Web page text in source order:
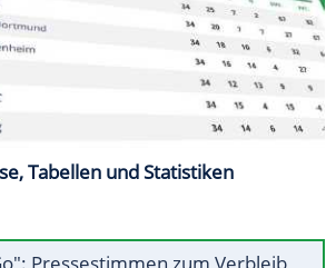
Tabellen und Statistiken